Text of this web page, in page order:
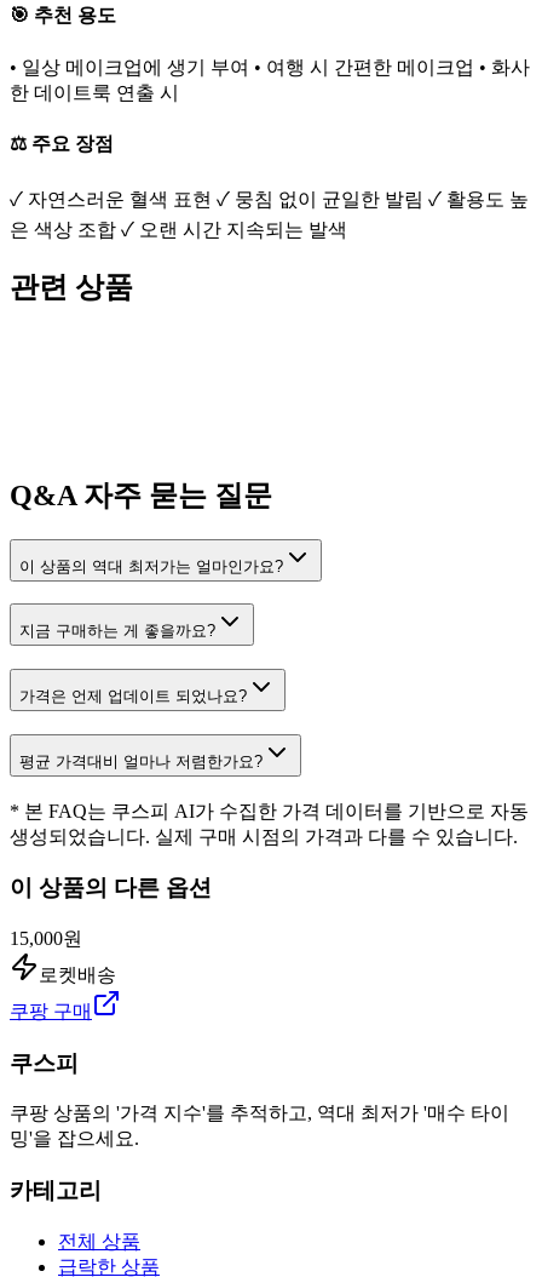
🎯 추천 용도
• 일상 메이크업에 생기 부여 • 여행 시 간편한 메이크업 • 화사
한 데이트룩 연출 시
⚖️ 주요 장점
✓ 자연스러운 혈색 표현 ✓ 뭉침 없이 균일한 발림 ✓ 활용도 높
은 색상 조합 ✓ 오랜 시간 지속되는 발색
관련 상품
Q&A 자주 묻는 질문
이 상품의 역대 최저가는 얼마인가요?
지금 구매하는 게 좋을까요?
가격은 언제 업데이트 되었나요?
평균 가격대비 얼마나 저렴한가요?
* 본 FAQ는 쿠스피 AI가 수집한 가격 데이터를 기반으로 자동
생성되었습니다. 실제 구매 시점의 가격과 다를 수 있습니다.
이 상품의 다른 옵션
15,000원
로켓배송
쿠팡 구매
쿠스피
쿠팡 상품의 '가격 지수'를 추적하고, 역대 최저가 '매수 타이
밍'을 잡으세요.
카테고리
전체 상품
급락한 상품